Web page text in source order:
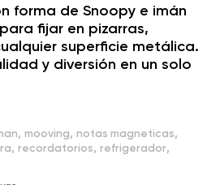
forma de Snoopy e imán
fijar en pizarras,
superficie metálica.
y diversión en un solo
,mooving,notas magneticas,
,recordatorios,refrigerador,